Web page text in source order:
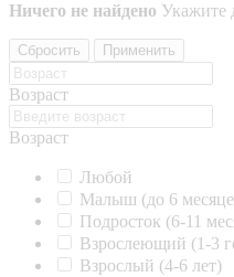
Ничего не найдено Укажите
Сбросить Применить
Возраст
Возраст
Любой
Малыш (до 6
Подросток (6-11
Взрослеющий (1-3
Взрослый (4-6 лет)